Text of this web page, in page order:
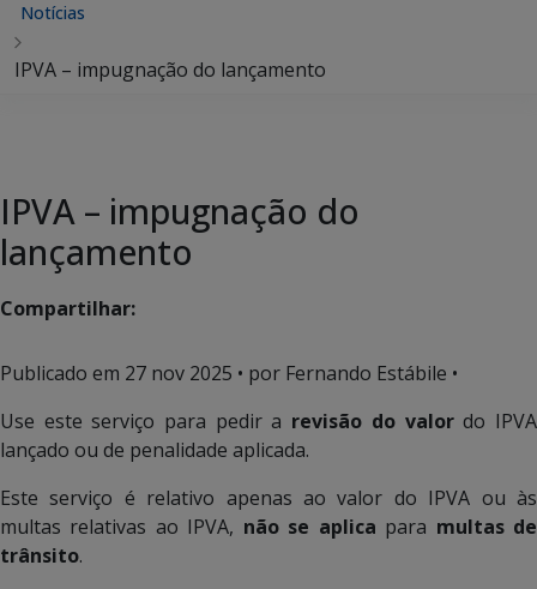
Notícias
IPVA – impugnação do lançamento
IPVA – impugnação do
lançamento
Compartilhar:
Publicado em 27 nov 2025 • por Fernando Estábile •
Use este serviço para pedir a revisão do valordo IPVA
lançado ou de penalidade aplicada.
Este serviço é relativo apenas ao valor do IPVA ou às
multas relativas ao IPVA, não se aplica para multas de
trânsito.